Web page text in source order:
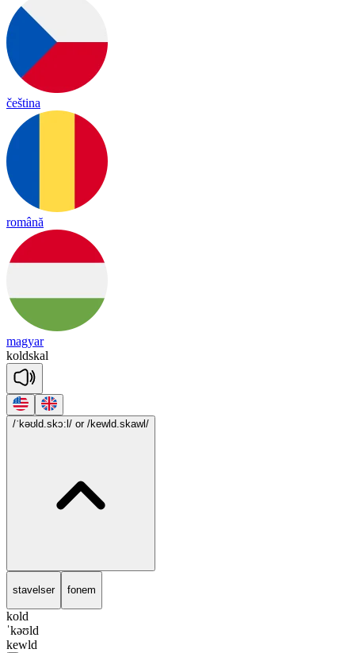
čeština
română
magyar
koldskal
/ˈkəʊld.skɔ:l/ or /kewld.skawl/
stavelser fonem
kold
ˈkəʊld
kewld